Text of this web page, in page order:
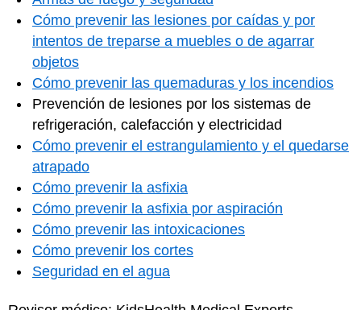
Cómo prevenir las lesiones por caídas y por
intentos de treparse a muebles o de agarrar
objetos
Cómo prevenir las quemaduras y los incendios
Prevención de lesiones por los sistemas de
refrigeración, calefacción y electricidad
Cómo prevenir el estrangulamiento y el quedarse
atrapado
Cómo prevenir la asfixia
Cómo prevenir la asfixia por aspiración
Cómo prevenir las intoxicaciones
Cómo prevenir los cortes
Seguridad en el agua